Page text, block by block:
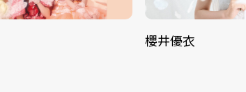
櫻井優衣